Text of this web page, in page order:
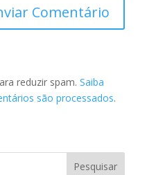
reduzir spam. Saiba
são processados.